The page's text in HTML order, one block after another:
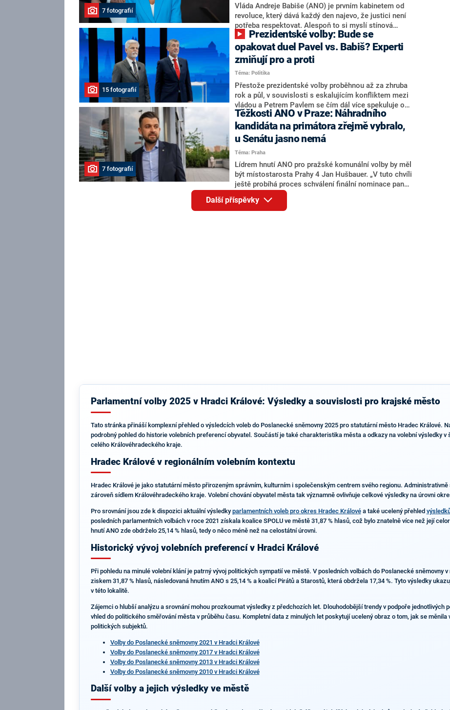
o případné kandidatuře kohokoliv ze zmíněné trojice
značně pochybuje. Podle něj současná koalice dosud
nemá osobu, která by Pavlovi mohla konkurovat.
7 fotografií
Vláda Andreje Babiše (ANO) je prvním kabinetem od
revoluce, který dává každý den najevo, že justici není
potřeba respektovat. Alespoň to si myslí stínová
ministryně spravedlnosti ODS Eva Decroix. V
rozhovoru pro CNN Prima NEWS si nebrala servítky
ohledně politického výkonu svého nástupce Jeronýma
Tejce (za ANO) či vládní zmocněnkyně pro lidská
práva Taťány Malé (ANO). Označením „svoloč“ na
adresu vlády prý byla ještě hodná. Decroix se také
vrátila k volební porážce koalice Spolu či promluvila o
hnutí Naše Česko Martina Kuby.
15 fotografií
opakovat duel Pavel vs. Babiš? Experti
zmiňují pro a proti
Téma: Politika
Přestože prezidentské volby proběhnou až za zhruba
rok a půl, v souvislosti s eskalujícím konfliktem mezi
vládou a Petrem Pavlem se čím dál více spekuluje o
tom, koho by do bitvy o Hrad mohla vyslat současná
koalice. Někteří političtí komentátoři znovu vytahují
jméno premiéra Andreje Babiše (ANO). Jak moc je
pravděpodobné, že se v prezidentských volbách 2028
bude znovu opakovat souboj z roku 2023?
7 fotografií
Těžkosti ANO v Praze: Náhradního
kandidáta na primátora zřejmě vybralo,
u Senátu jasno nemá
Téma: Praha
Lídrem hnutí ANO pro pražské komunální volby by měl
být místostarosta Prahy 4 Jan Hušbauer. „V tuto chvíli
ještě probíhá proces schválení finální nominace pana
Jana Hušbauera Výborem hnutí ANO,“ uvedl pro
redakci místopředseda pražského ANO Martin
Benkovič. O Hušbauerovi se spekulovalo jako o
Další příspěvky
Parlamentní volby 2025 v Hradci Králové: Výsledky a souvislosti pro krajské město
Tato stránka přináší komplexní přehled o výsledcích voleb do Poslanecké sněmovny 2025 pro statutární město Hradec Králové.
podrobný pohled do historie volebních preferencí obyvatel. Součástí je také charakteristika města a odkazy na volební výsledky
celého Královéhradeckého kraje.
Hradec Králové v regionálním volebním kontextu
Hradec Králové je jako statutární město přirozeným správním, kulturním i společenským centrem svého regionu. Administrativně
zároveň sídlem Královéhradeckého kraje. Volební chování obyvatel města tak významně ovlivňuje celkové výsledky na úrovni
Pro srovnání jsou zde k dispozici aktuální výsledky parlamentních voleb pro okres Hradec Královéa také ucelený přehled
posledních parlamentních volbách v roce 2021 získala koalice SPOLU ve městě 31,87 % hlasů, což bylo znatelně více než její
hnutí ANO zde obdrželo 25,14 % hlasů, tedy o něco méně než na celostátní úrovni.
Historický vývoj volebních preferencí v Hradci Králové
Při pohledu na minulé volební klání je patrný vývoj politických sympatií ve městě. V posledních volbách do Poslanecké sněmovny
ziskem 31,87 % hlasů, následovaná hnutím ANO s 25,14 % a koalicí Pirátů a Starostů, která obdržela 17,34 %. Tyto výsledky
v této lokalitě.
Zájemci o hlubší analýzu a srovnání mohou prozkoumat výsledky z předchozích let. Dlouhodobější trendy v podpoře jednotlivých
vhled do politického směřování města v průběhu času. Kompletní data z minulých let poskytují ucelený obraz o tom, jak se
politických subjektů.
Volby do Poslanecké sněmovny 2021 v Hradci Králové
Volby do Poslanecké sněmovny 2017 v Hradci Králové
Volby do Poslanecké sněmovny 2013 v Hradci Králové
Volby do Poslanecké sněmovny 2010 v Hradci Králové
Další volby a jejich výsledky ve městě